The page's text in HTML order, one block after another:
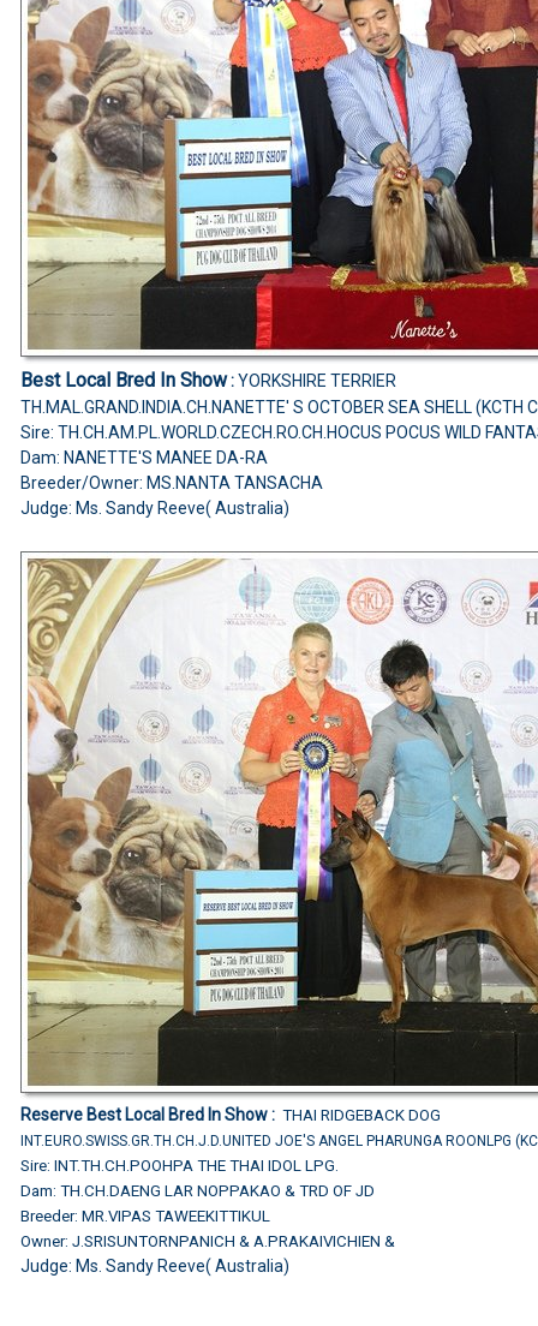
Best Local Bred In Show:YORKSHIRE TERRIER
TH.MAL.GRAND.INDIA.CH.NANETTE' S OCTOBER SEA SHELL (KCTH
Sire: TH.CH.AM.PL.WORLD.CZECH.RO.CH.HOCUS POCUS WILD
Dam: NANETTE'S MANEE DA-RA
Breeder/Owner: MS.NANTA TANSACHA
Judge: Ms. Sandy Reeve( Australia)
Reserve Best Local Bred In Show : THAI RIDGEBACK DOG
INT.EURO.SWISS.GR.TH.CH.J.D.UNITED JOE'S ANGEL PHARUNGA ROONLPG
Sire: INT.TH.CH.POOHPA THE THAI IDOL LPG.
Dam: TH.CH.DAENG LAR NOPPAKAO & TRD OF JD
Breeder: MR.VIPAS TAWEEKITTIKUL
Owner: J.SRISUNTORNPANICH & A.PRAKAIVICHIEN &
Judge: Ms. Sandy Reeve( Australia)